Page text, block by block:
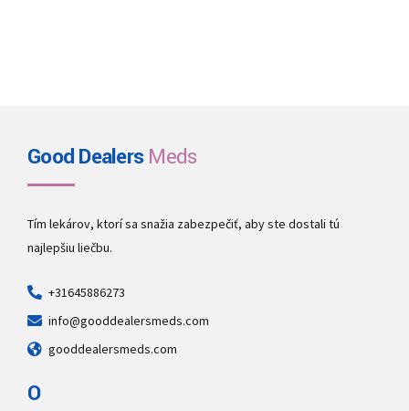
Good DealersMeds
Tím lekárov, ktorí sa snažia zabezpečiť, aby ste dostali tú
najlepšiu liečbu.
+31645886273
info@gooddealersmeds.com
gooddealersmeds.com
O